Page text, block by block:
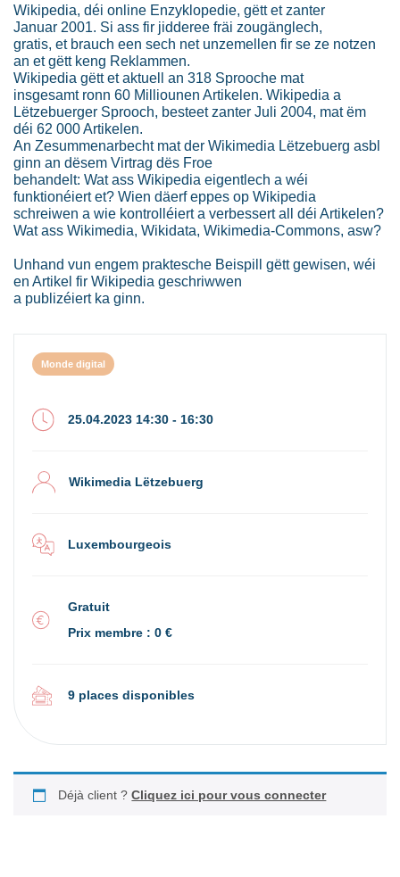
Wikipedia, déi online Enzyklopedie, gëtt et zanter
Januar 2001. Si ass fir jidderee fräi zougänglech,
gratis, et brauch een sech net unzemellen fir se ze notzen
an et gëtt keng Reklammen.
Wikipedia gëtt et aktuell an 318 Sprooche mat
insgesamt ronn 60 Milliounen Artikelen. Wikipedia a
Lëtzebuerger Sprooch, besteet zanter Juli 2004, mat ëm
déi 62 000 Artikelen.
An Zesummenarbecht mat der Wikimedia Lëtzebuerg asbl
ginn an dësem Virtrag dës Froe
behandelt: Wat ass Wikipedia eigentlech a wéi
funktionéiert et? Wien däerf eppes op Wikipedia
schreiwen a wie kontrolléiert a verbessert all déi Artikelen?
Wat ass Wikimedia, Wikidata, Wikimedia-Commons, asw?
Unhand vun engem praktesche Beispill gëtt gewisen, wéi
en Artikel fir Wikipedia geschriwwen
a publizéiert ka ginn.
Monde digital
25.04.2023 14:30 - 16:30
Wikimedia Lëtzebuerg
Luxembourgeois
Gratuit
Prix membre : 0 €
9 places disponibles
Déjà client ?Cliquez ici pour vous connecter